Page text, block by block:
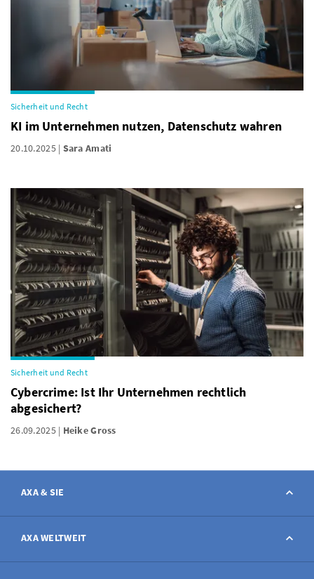
Sicherheit und Recht
KI im Unternehmen nutzen, Datenschutz wahren
20.10.2025 Sara Amati
Sicherheit und Recht
Cybercrime: Ist Ihr Unternehmen rechtlich
abgesichert?
26.09.2025 Heike Gross
AXA & SIE
Kontakt
AXA WELTWEIT